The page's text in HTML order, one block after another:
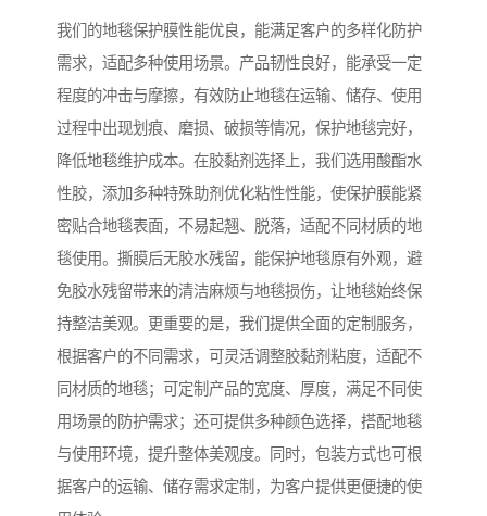
我们的地毯保护膜性能优良，能满足客户的多样化防护
需求，适配多种使用场景。产品韧性良好，能承受一定
程度的冲击与摩擦，有效防止地毯在运输、储存、使用
过程中出现划痕、磨损、破损等情况，保护地毯完好，
降低地毯维护成本。在胶黏剂选择上，我们选用酸酯水
性胶，添加多种特殊助剂优化粘性性能，使保护膜能紧
密贴合地毯表面，不易起翘、脱落，适配不同材质的地
毯使用。撕膜后无胶水残留，能保护地毯原有外观，避
免胶水残留带来的清洁麻烦与地毯损伤，让地毯始终保
持整洁美观。更重要的是，我们提供全面的定制服务，
根据客户的不同需求，可灵活调整胶黏剂粘度，适配不
同材质的地毯；可定制产品的宽度、厚度，满足不同使
用场景的防护需求；还可提供多种颜色选择，搭配地毯
与使用环境，提升整体美观度。同时，包装方式也可根
据客户的运输、储存需求定制，为客户提供更便捷的使